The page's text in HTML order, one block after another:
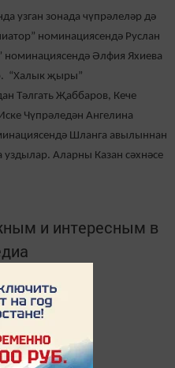
узган зонада чүпрәлеләр дә
номинациясендә Руслан
Әлфия Яхиева
“Халык җыры”
Тәлгать Җаббаров, Кече
Чүпрәледән Ангелина
Шланга авылыннан
Аларны Казан сәхнәсе
и интересным в
в
MАХ: